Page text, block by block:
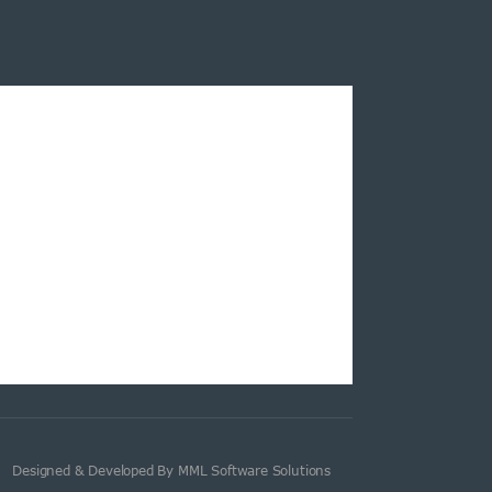
Designed & Developed By MML Software Solutions